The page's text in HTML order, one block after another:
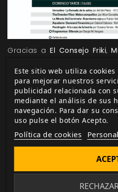
Gracias a El Consejo Friki,
de Diego,Rol ad Lvdicrvm,
yRubén Saldaña
partidas de todo tipo:
partidas de autor…
colaboración así como a
Ludo Ergo Sum. ¡Nos vemos
Este sitio web utiliza
para mejorar nuestros
publicidad relacionada con
mediante el análisis de sus
navegación. Para dar su
uso pulse el botón Acepto.
Política de cookies